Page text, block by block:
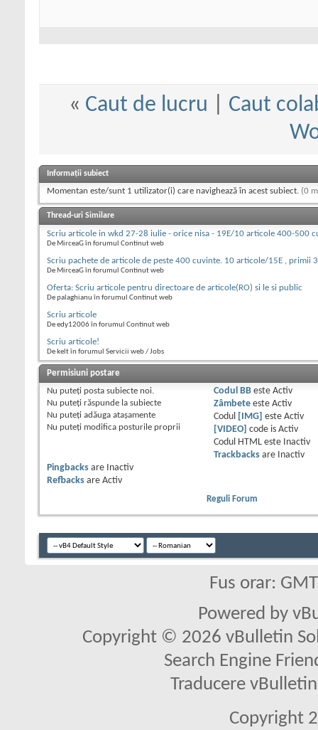
« Caut de lucru
Caut
Informații subiect
Momentan este/sunt 1 utilizator(i) care navighează în acest subiect. (0
Thread-uri Similare
Scriu articole in wkd 27-28 iulie - orice nisa - 19E/10 articole 400-500
De MirceaG în forumul Continut web
Scriu pachete de articole de peste 400 cuvinte. 10 articole/15E , primii
De MirceaG în forumul Continut web
Oferta: Scriu articole pentru directoare de articole(RO) si le si public
De palaghianu în forumul Continut web
Scriu articole
De edy12006 în forumul Continut web
Scriu articole!
De kelt în forumul Servicii web / Jobs
Permisiuni postare
Nu puteţi posta subiecte noi.
Nu puteţi răspunde la subiecte
Nu puteţi adăuga ataşamente
Nu puteţi modifica posturile proprii
Codul BBeste Activ
Zâmbeteeste Activ
Codul
[IMG] este Activ
[VIDEO]
code is Activ
Codul HTML este
Inactiv
Trackbacksare
Inactiv
Pingbacks are
Inactiv
Refbacks are Activ
Reguli Forum
Fus orar:
Powered by
Copyright © 2026 vBulletin
Search Engine
Traducere
Copyright